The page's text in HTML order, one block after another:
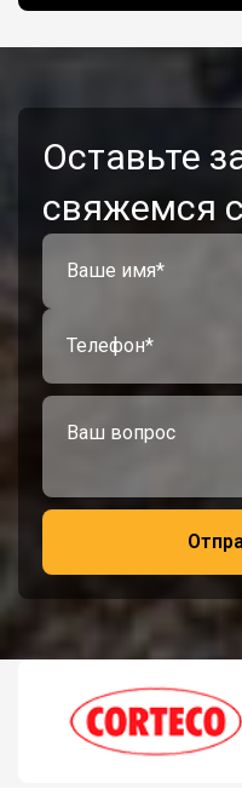
Оставьте
свяжемся